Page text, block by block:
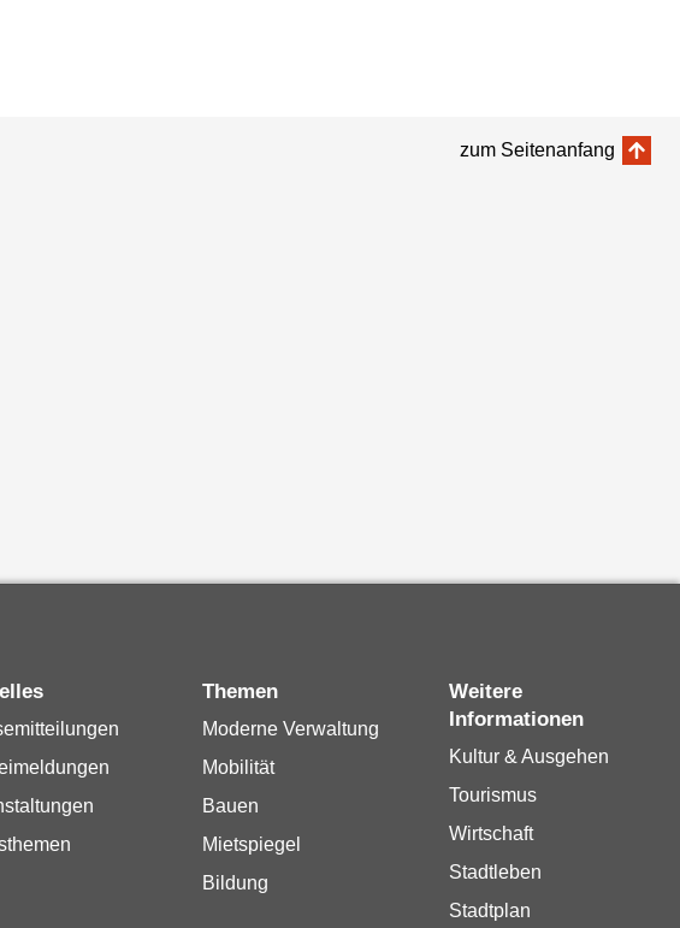
zum Seitenanfang
Themen
Moderne Verwaltung
Mobilität
Bauen
Mietspiegel
Bildung
Weitere
Informationen
Kultur & Ausgehen
Tourismus
Wirtschaft
Stadtleben
Stadtplan